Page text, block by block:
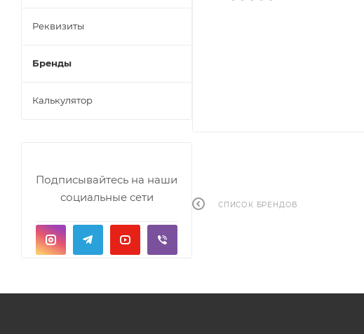
СПИСОК БРЕНДОВ
Реквизиты
Бренды
Калькулятор
Подписывайтесь на наши
социальные сети